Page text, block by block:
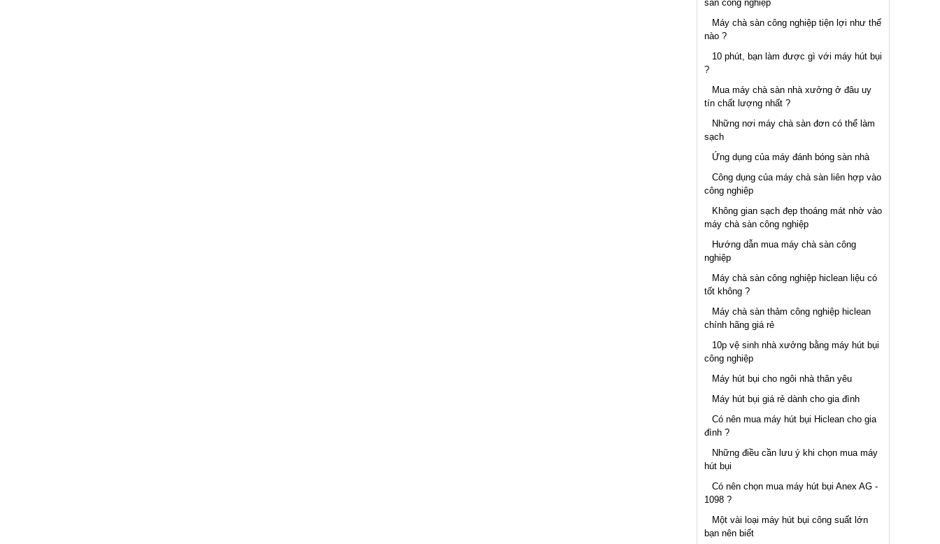
sàn công nghiệp
Máy chà sàn công nghiệp tiện lợi như thế
nào ?
10 phút, bạn làm được gì với máy hút bụi
?
Mua máy chà sàn nhà xưởng ở đâu uy
tín chất lượng nhất ?
Những nơi máy chà sàn đơn có thể làm
sạch
Ứng dụng của máy đánh bóng sàn nhà
Công dụng của máy chà sàn liên hợp vào
công nghiệp
Không gian sạch đẹp thoáng mát nhờ vào
máy chà sàn công nghiệp
Hướng dẫn mua máy chà sàn công
nghiệp
Máy chà sàn công nghiệp hiclean liệu có
tốt không ?
Máy chà sàn thảm công nghiệp hiclean
chính hãng giá rẻ
10p vệ sinh nhà xưởng bằng máy hút bụi
công nghiệp
Máy hút bụi cho ngôi nhà thân yêu
Máy hút bụi giá rẻ dành cho gia đình
Có nên mua máy hút bụi Hiclean cho gia
đình ?
Những điều cần lưu ý khi chọn mua máy
hút bụi
Có nên chọn mua máy hút bụi Anex AG -
1098 ?
Một vài loại máy hút bụi công suất lớn
bạn nên biết